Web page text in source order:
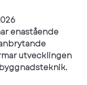
enastående
utvecklingen